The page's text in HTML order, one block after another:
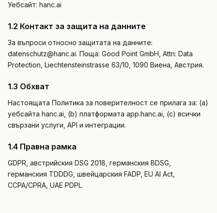
Данъчен консултант
Погребално бюро
Застраховане
SaaS
23 индустрии →
Уебсайт: hanc.ai
1.2 Контакт за защита на данните
За въпроси относно защитата на данните:
datenschutz@hanc.ai. Поща: Good Point GmbH, Attn: Data
Protection, Liechtensteinstrasse 63/10, 1090 Виена, Австрия.
1.3 Обхват
Настоящата Политика за поверителност се прилага за: (a)
уебсайта hanc.ai, (b) платформата app.hanc.ai, (c) всички
свързани услуги, API и интеграции.
1.4 Правна рамка
GDPR, австрийския DSG 2018, германския BDSG,
германския TDDDG, швейцарския FADP, EU AI Act,
CCPA/CPRA, UAE PDPL.